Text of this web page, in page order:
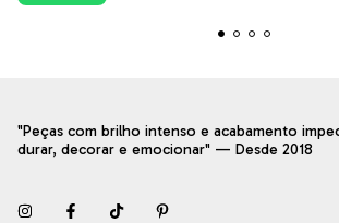
"Peças com brilho intenso e acabamento
durar, decorar e emocionar" — Desde 2018